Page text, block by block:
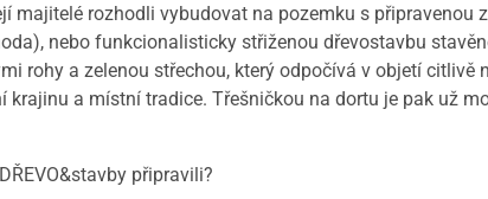
majitelé rozhodli vybudovat na pozemku s připravenou
nebo funkcionalisticky střiženou dřevostavbu
rohy a zelenou střechou, který odpočívá v objetí citlivě
krajinu a místní tradice. Třešničkou na dortu je pak už
připravili?